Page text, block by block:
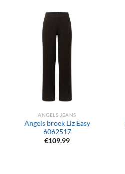
ANGELS JEANS
Angels broek Liz Easy
6062517
€109.99